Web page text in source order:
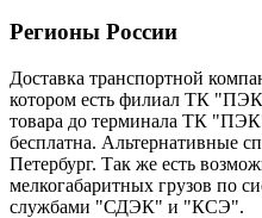
Регионы России
Доставка транспортной
котором есть филиал ТК
товара до терминала ТК
бесплатна. Альтернативные
Петербург. Так же есть
мелкогабаритных грузов по
службами "СДЭК" и "КСЭ".